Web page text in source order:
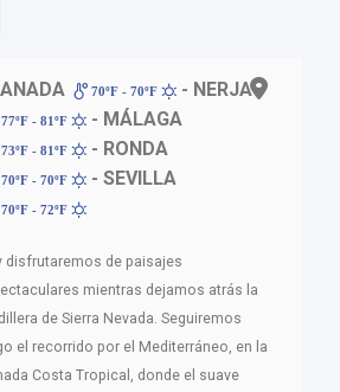
70ºF - 70ºF - NERJA
77ºF - 81ºF - MÁLAGA
73ºF - 81ºF - RONDA
70ºF - 70ºF - SEVILLA
70ºF - 72ºF
disfrutaremos de paisajes
mientras dejamos atrás la
de Sierra Nevada. Seguiremos
el recorrido por el Mediterráneo, en la
Costa Tropical, donde el suave